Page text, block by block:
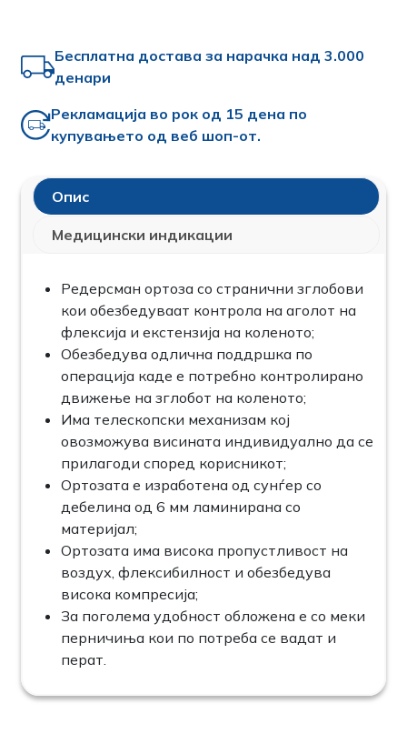
Бесплатна достава за нарачка над 3.000
денари
Рекламација во рок од 15 дена по
купувањето од веб шоп-от.
Oпис
Медицински индикации
Редерсман ортоза со странични зглобови
кои обезбедуваат контрола на аголот на
флексија и екстензија на коленото;
Обезбедува одлична поддршка по
операција каде е потребно контролирано
движење на зглобот на коленото;
Има телескопски механизам кој
овозможува висината индивидуално да се
прилагоди според корисникот;
Ортозата е изработена од сунѓер со
дебелина од 6 мм ламинирана со
материјал;
Ортозата има висока пропустливост на
воздух, флексибилност и обезбедува
висока компресија;
За поголема удобност обложена е со меки
перничиња кои по потреба се вадат и
перат.